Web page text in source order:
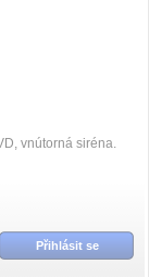
vnútorná siréna.
Přihlásit se